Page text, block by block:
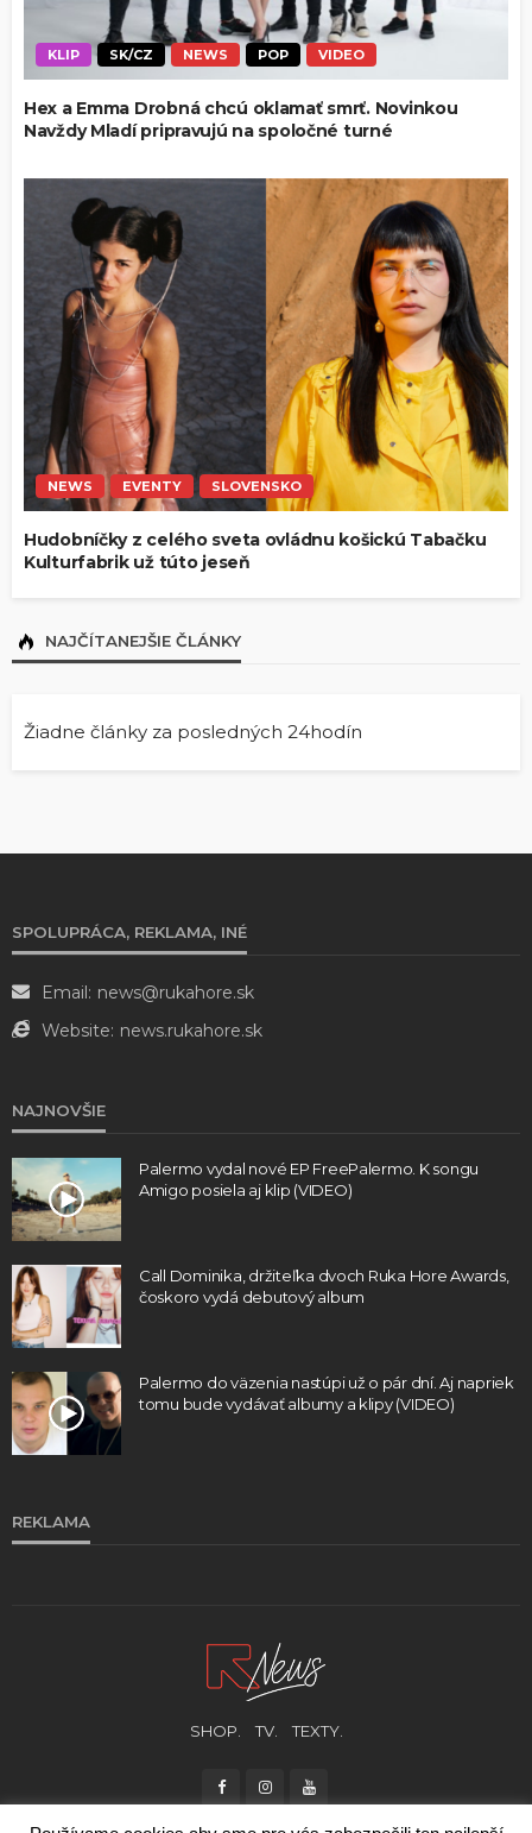
KLIP SK/CZ NEWS POP VIDEO
Hex a Emma Drobná chcú oklamať smrť. Novinkou
Navždy Mladí pripravujú na spoločné turné
NEWS EVENTY SLOVENSKO
Hudobníčky z celého sveta ovládnu košickú Tabačku
Kulturfabrik už túto jeseň
NAJČÍTANEJŠIE ČLÁNKY
Žiadne články za posledných 24hodín
SPOLUPRÁCA, REKLAMA, INÉ
Email: news@rukahore.sk
Website: news.rukahore.sk
NAJNOVŠIE
Palermo vydal nové EP FreePalermo. K songu
Amigo posiela aj klip (VIDEO)
Call Dominika, držiteľka dvoch Ruka Hore Awards,
čoskoro vydá debutový album
Palermo do väzenia nastúpi už o pár dní. Aj napriek
tomu bude vydávať albumy a klipy (VIDEO)
REKLAMA
SHOP. TV. TEXTY.